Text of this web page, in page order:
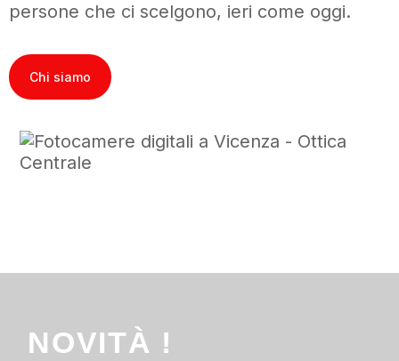
persone che ci scelgono, ieri come oggi.
Chi siamo
NOVITÀ !